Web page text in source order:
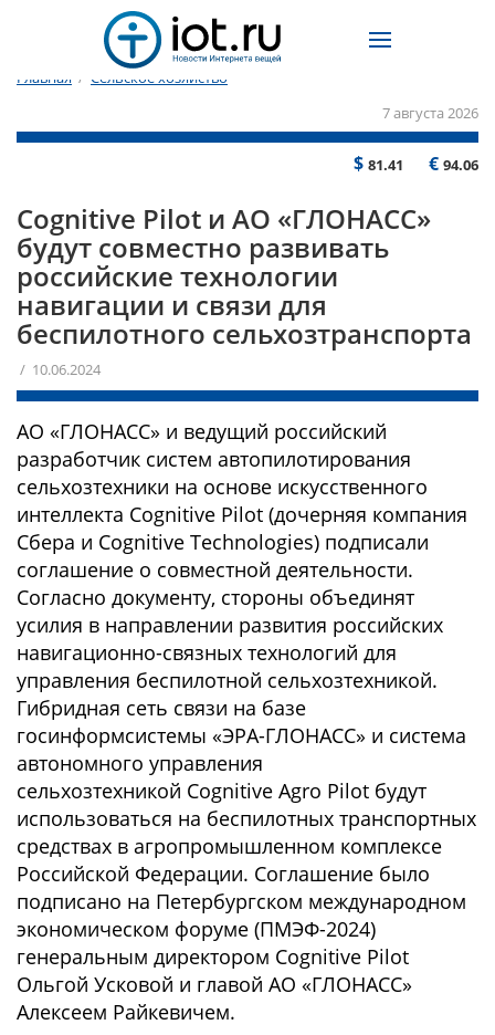
Главная / Сельское хозяйство
7 августа 2026
$ 81.41 € 94.06
Cognitive Pilot и АО «ГЛОНАСС»
будут совместно развивать
российские технологии
навигации и связи для
беспилотного сельхозтранспорта
/ 10.06.2024
АО «ГЛОНАСС» и ведущий российский
разработчик систем автопилотирования
сельхозтехники на основе искусственного
интеллекта Cognitive Pilot (дочерняя компания
Сбера и Cognitive Technologies) подписали
соглашение о совместной деятельности.
Согласно документу, стороны объединят
усилия в направлении развития российских
навигационно-связных технологий для
управления беспилотной сельхозтехникой.
Гибридная сеть связи на базе
госинформсистемы «ЭРА-ГЛОНАСС» и система
автономного управления
сельхозтехникой Cognitive Agro Pilot будут
использоваться на беспилотных транспортных
средствах в агропромышленном комплексе
Российской Федерации. Соглашение было
подписано на Петербургском международном
экономическом форуме (ПМЭФ-2024)
генеральным директором Cognitive Pilot
Ольгой Усковой и главой АО «ГЛОНАСС»
Алексеем Райкевичем.